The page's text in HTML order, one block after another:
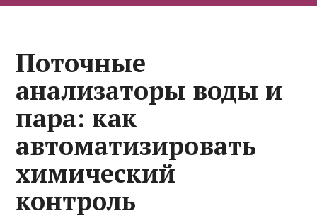
Поточные
анализаторы воды и
пара: как
автоматизировать
химический
контроль